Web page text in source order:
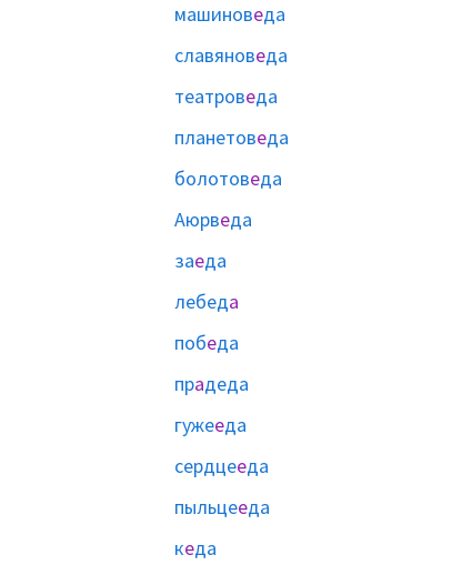
машиноведа
славяноведа
театроведа
планетоведа
болотоведа
Аюрведа
заеда
лебеда
победа
прадеда
гужееда
сердцееда
пыльцееда
кеда